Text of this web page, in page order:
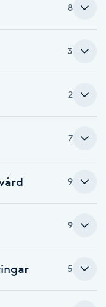
8
3
2
7
9
9
5